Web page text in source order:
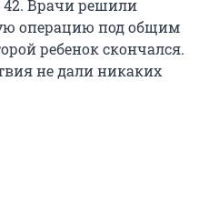
Врачи решили
операцию под общим
ребенок скончался.
не дали никаких